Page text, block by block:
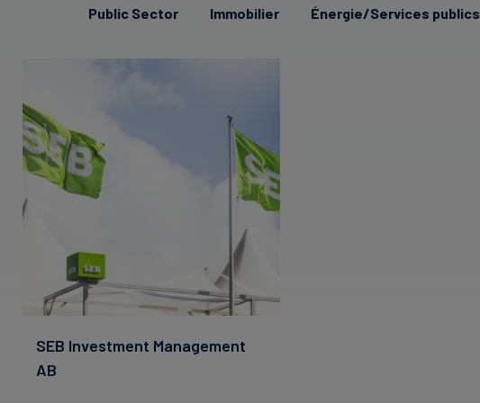
Public Sector
Immobilier Énergie/Services publics
SEB Investment Management
AB